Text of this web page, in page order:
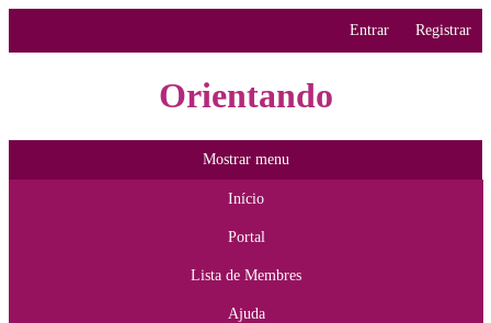
Entrar Registrar
Orientando
Mostrar menu
Início
Portal
Lista de Membres
Ajuda